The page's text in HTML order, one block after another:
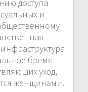
доступа
и
бремя
уход,
женщинами.